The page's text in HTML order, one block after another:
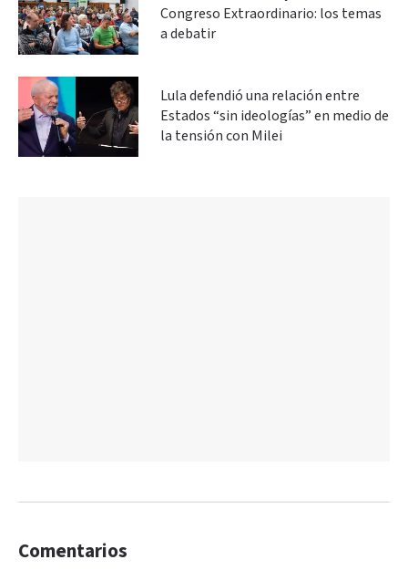
Congreso Extraordinario: los temas
a debatir
Lula defendió una relación entre
Estados “sin ideologías” en medio de
la tensión con Milei
Comentarios